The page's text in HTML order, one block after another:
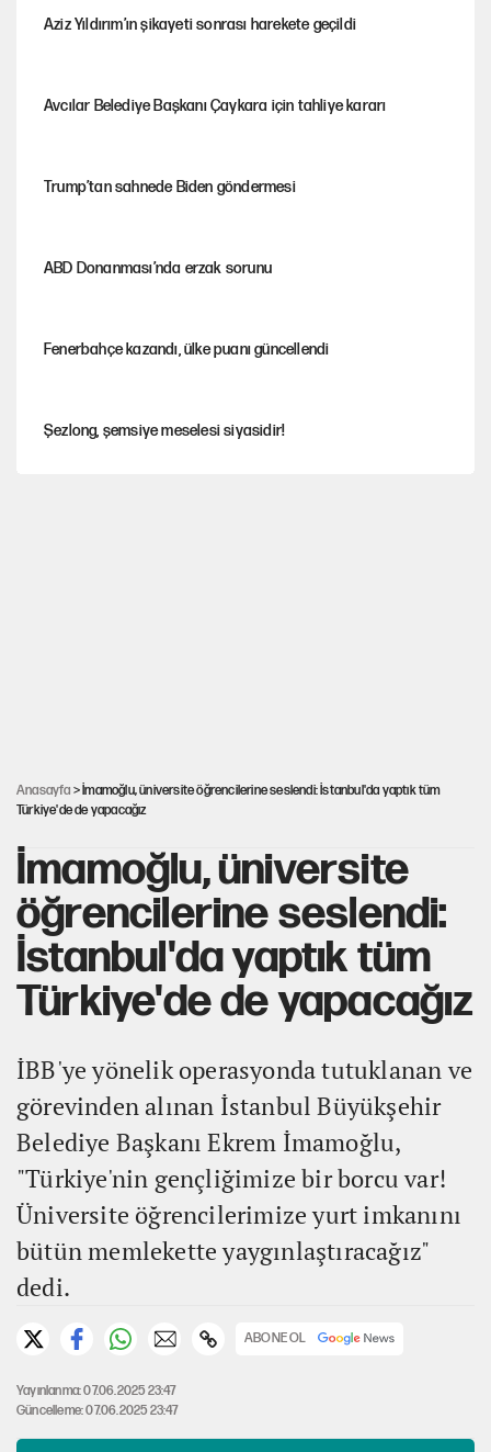
Aziz Yıldırım’ın şikayeti sonrası harekete geçildi
Avcılar Belediye Başkanı Çaykara için tahliye kararı
Trump’tan sahnede Biden göndermesi
ABD Donanması’nda erzak sorunu
Fenerbahçe kazandı, ülke puanı güncellendi
Şezlong, şemsiye meselesi siyasidir!
Anasayfa > İmamoğlu, üniversite öğrencilerine seslendi: İstanbul'da yaptık tüm
Türkiye'de de yapacağız
İmamoğlu, üniversite
öğrencilerine seslendi:
İstanbul'da yaptık tüm
Türkiye'de de yapacağız
İBB'ye yönelik operasyonda tutuklanan ve
görevinden alınan İstanbul Büyükşehir
Belediye Başkanı Ekrem İmamoğlu,
"Türkiye'nin gençliğimize bir borcu var!
Üniversite öğrencilerimize yurt imkanını
bütün memlekette yaygınlaştıracağız"
dedi.
ABONE OL
Yayınlanma: 07.06.2025 23:47
Güncelleme: 07.06.2025 23:47